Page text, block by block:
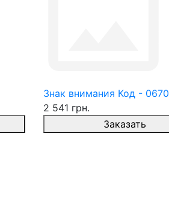
Знак внимания Код - 0670
2 541 грн.
Заказать